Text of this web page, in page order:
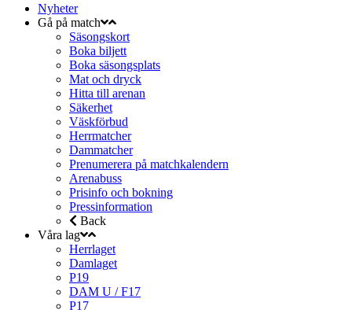
Nyheter
Gå på match
Säsongskort
Boka biljett
Boka säsongsplats
Mat och dryck
Hitta till arenan
Säkerhet
Väskförbud
Herrmatcher
Dammatcher
Prenumerera på matchkalendern
Arenabuss
Prisinfo och bokning
Pressinformation
Back
Våra lag
Herrlaget
Damlaget
P19
DAM U / F17
P17